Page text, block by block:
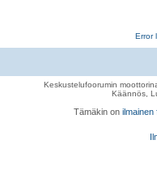
Error
Keskustelufoorumin
Käännös,
Tämäkin on ilmainen